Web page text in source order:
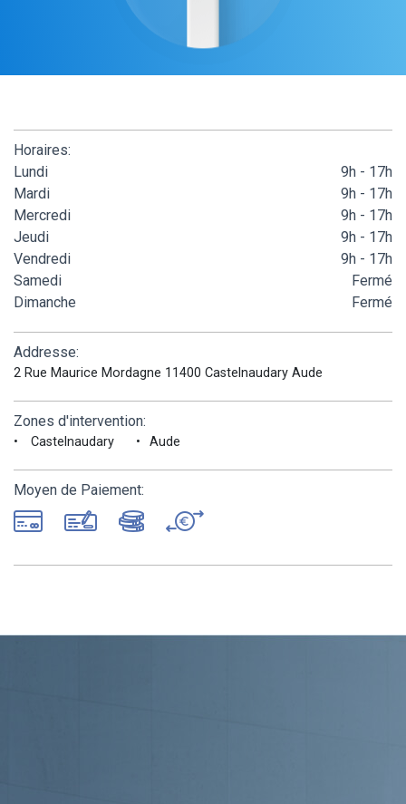
Horaires:
Lundi
9h - 17h
Mardi
9h - 17h
Mercredi
9h - 17h
Jeudi
9h - 17h
Vendredi
9h - 17h
Samedi
Fermé
Dimanche
Fermé
Addresse:
2 Rue Maurice Mordagne 11400 Castelnaudary Aude
Zones d'intervention:
Castelnaudary Aude
Moyen de Paiement: